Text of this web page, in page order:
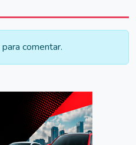
para comentar.